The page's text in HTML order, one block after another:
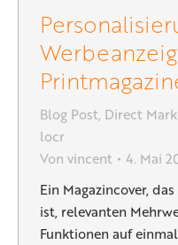
Blog Post, Direct
locr
Von vincent
4. Mai
Ein Magazincover,
ist, relevanten
Funktionen auf